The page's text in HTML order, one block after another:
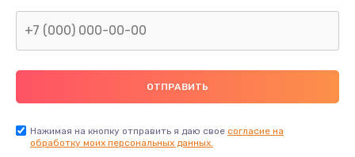
Нажимая на кнопку отправить я даю свое согласие на
обработку моих персональных данных.